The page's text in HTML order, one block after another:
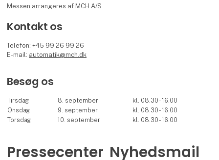
Messen arrangeres af MCH A/S
Kontakt os
Telefon: +45 99 26 99 26
E-mail: automatik@mch.dk
Besøg os
Tirsdag 8. september
kl. 08.30 - 16.00
Onsdag
9. september
kl. 08.30 - 16.00
Torsdag
10. september kl. 08.30 - 16.00
Pressecenter Nyhedsmail